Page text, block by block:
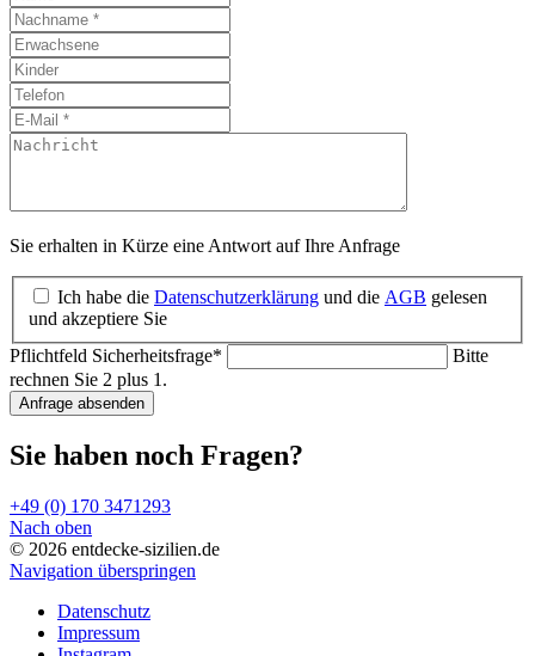
Sie erhalten in Kürze eine Antwort auf Ihre Anfrage
Ich habe die Datenschutzerklärung und die AGB gelesen
und akzeptiere Sie
Pflichtfeld Sicherheitsfrage*
Bitte
rechnen Sie 2 plus 1.
Anfrage absenden
Sie haben noch Fragen?
+49 (0) 170 3471293
Nach oben
© 2026 entdecke-sizilien.de
Navigation überspringen
Datenschutz
Impressum